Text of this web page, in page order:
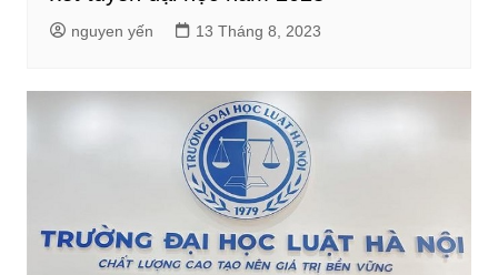
nguyen yến 13 Tháng 8, 2023